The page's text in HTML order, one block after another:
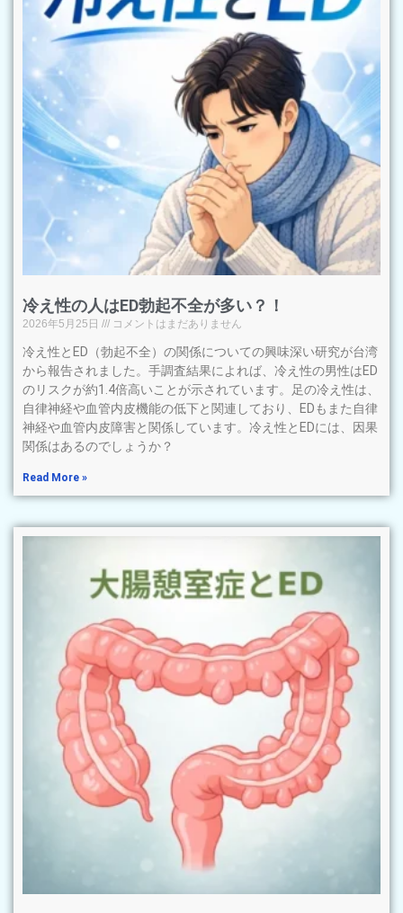
冷え性の人はED勃起不全が多い？！
2026年5月25日 コメントはまだありません
冷え性とED（勃起不全）の関係についての興味深い研究が台湾
から報告されました。手調査結果によれば、冷え性の男性はED
のリスクが約1.4倍高いことが示されています。足の冷え性は、
自律神経や血管内皮機能の低下と関連しており、EDもまた自律
神経や血管内皮障害と関係しています。冷え性とEDには、因果
関係はあるのでしょうか？
Read More »